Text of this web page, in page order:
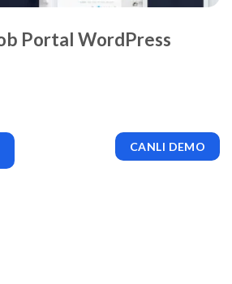
Portal WordPress
CANLI DEMO